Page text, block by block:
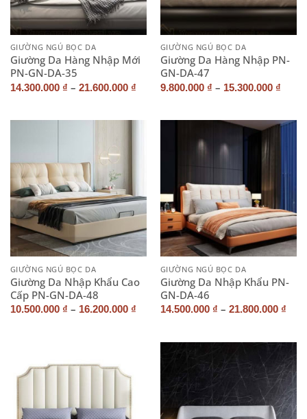
GIƯỜNG NGỦ BỌC DA
Giường Da Hàng Nhập Mới
PN-GN-DA-35
14.300.000 ₫ – 21.600.000 ₫
GIƯỜNG NGỦ BỌC DA
Giường Da Hàng Nhập PN-
GN-DA-47
9.800.000 ₫ – 15.300.000 ₫
GIƯỜNG NGỦ BỌC DA
Giường Da Nhập Khẩu Cao
Cấp PN-GN-DA-48
10.500.000 ₫ – 16.200.000 ₫
GIƯỜNG NGỦ BỌC DA
Giường Da Nhập Khẩu PN-
GN-DA-46
14.500.000 ₫ – 21.800.000 ₫